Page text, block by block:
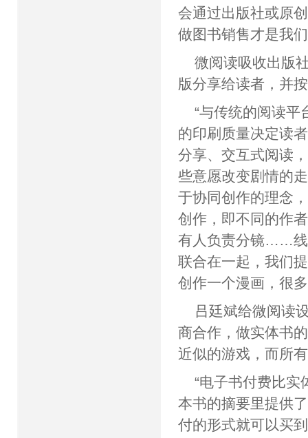
会通过出版社或原
做图书销售才是我
微阅读吸收出版
版分享给读者，并
“与传统的阅读
的印刷质量决定读
分享、交互式阅读
些意愿改变剧情的
于协同创作的理念
创作，即不同的作
有人负责分镜……线
联合在一起，我们
创作一个漫画，很
吕廷斌给微阅读
商合作，做实体书
近似的游戏，而所
“电子书付费比
本书的摘要里提供
付的形式就可以买